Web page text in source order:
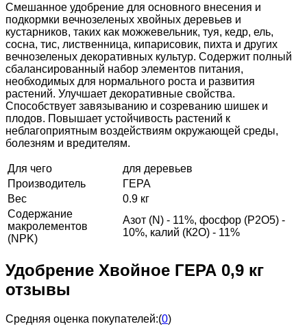
Смешанное удобрение для основного внесения и
подкормки вечнозеленых хвойных деревьев и
кустарников, таких как можжевельник, туя, кедр, ель,
сосна, тис, лиственница, кипарисовик, пихта и других
вечнозеленых декоративных культур. Содержит полный
сбалансированный набор элементов питания,
необходимых для нормального роста и развития
растений. Улучшает декоративные свойства.
Способствует завязыванию и созреванию шишек и
плодов. Повышает устойчивость растений к
неблагоприятным воздействиям окружающей среды,
болезням и вредителям.
Для чего
для деревьев
Производитель
ГЕРА
Вес
0.9 кг
Содержание
макролементов
(NPK)
Азот (N) - 11%, фосфор (Р2О5) -
10%, калий (К2О) - 11%
Удобрение Хвойное ГЕРА 0,9 кг
отзывы
Средняя оценка покупателей:(0)